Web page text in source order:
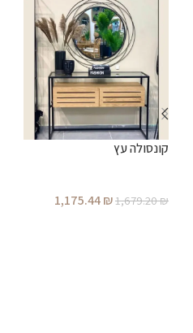
קונסולה עץ
1,679.20₪
1,175.44₪